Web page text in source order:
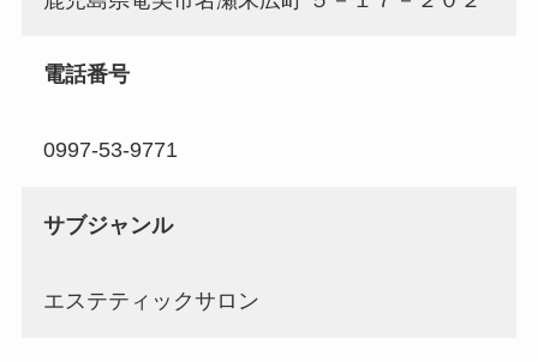
電話番号
0997-53-9771
サブジャンル
エステティックサロン